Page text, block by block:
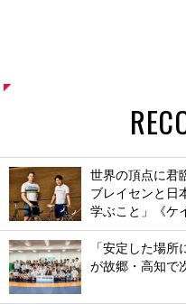
世界の頂点に君
ブレイセンと日
学ぶこと」《ケ
「安定した場
が故郷・高知で